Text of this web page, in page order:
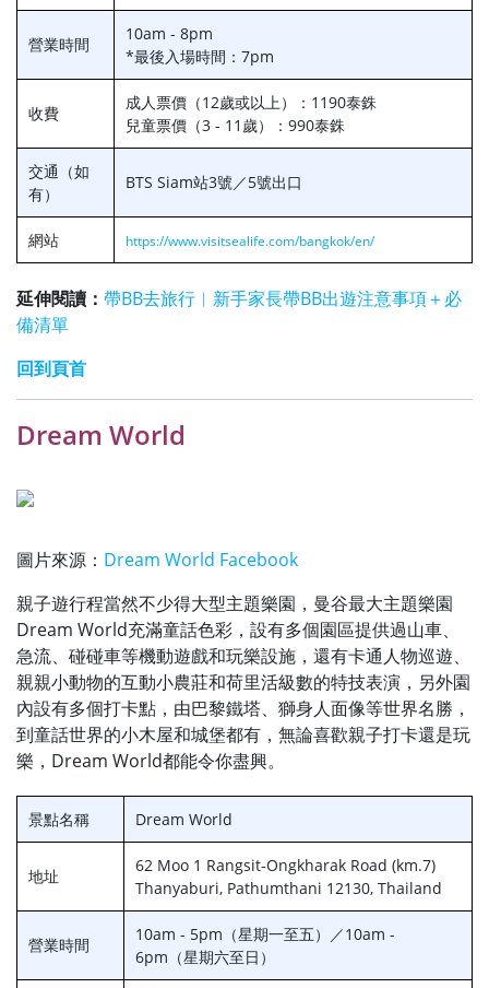
營業時間
10am - 8pm
*最後入場時間：7pm
收費
成人票價（12歲或以上）：1190泰銖
兒童票價（3 - 11歲）：990泰銖
交通（如
有）
BTS Siam站3號／5號出口
網站 https://www.visitsealife.com/bangkok/en/
延伸閱讀： 帶BB去旅行︱新手家長帶BB出遊注意事項＋必
備清單
回到頁首
Dream World
圖片來源： Dream World Facebook
親子遊行程當然不少得大型主題樂園，曼谷最大主題樂園
Dream World充滿童話色彩，設有多個園區提供過山車、
急流、碰碰車等機動遊戲和玩樂設施，還有卡通人物巡遊、
親親小動物的互動小農莊和荷里活級數的特技表演，另外園
內設有多個打卡點，由巴黎鐵塔、獅身人面像等世界名勝，
到童話世界的小木屋和城堡都有，無論喜歡親子打卡還是玩
樂，Dream World都能令你盡興。
景點名稱 Dream World
地址
62 Moo 1 Rangsit-Ongkharak Road (km.7)
Thanyaburi, Pathumthani 12130, Thailand
營業時間
10am - 5pm（星期一至五）／10am -
6pm（星期六至日）